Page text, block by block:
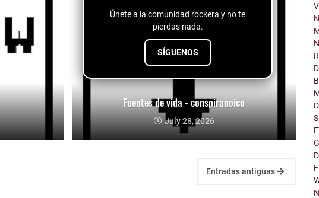
Únete a la comunidad rockera y no te
pierdas nada.
SÍGUENOS
Fuentes de vida - conspiranoico
July 28, 2026
Entradas antiguas